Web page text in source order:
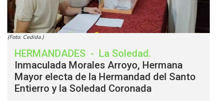
(Foto: Cedida.)
HERMANDADES - La Soledad.
Inmaculada Morales Arroyo, Hermana
Mayor electa de la Hermandad del Santo
Entierro y la Soledad Coronada